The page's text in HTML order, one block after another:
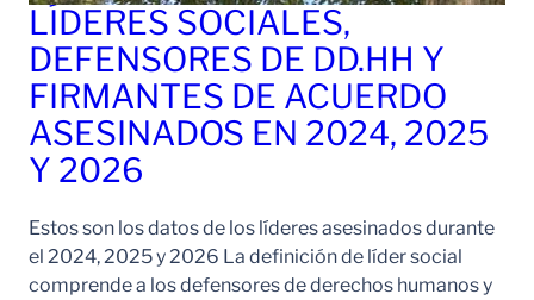
LÍDERES SOCIALES,
DEFENSORES DE DD.HH Y
FIRMANTES DE ACUERDO
ASESINADOS EN 2024, 2025
Y 2026
Estos son los datos de los líderes asesinados durante
el 2024, 2025 y 2026 La definición de líder social
comprende a los defensores de derechos humanos y